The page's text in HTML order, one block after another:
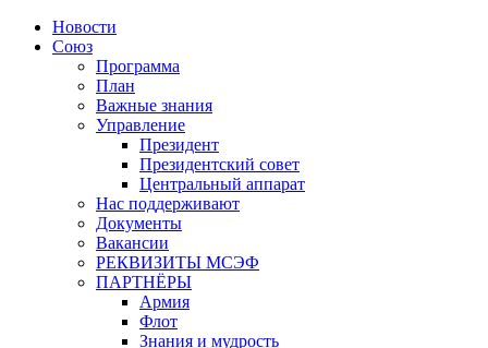
Новости
Союз
Программа
План
Важные знания
Управление
Президент
Президентский совет
Центральный аппарат
Нас поддерживают
Документы
Вакансии
РЕКВИЗИТЫ МСЭФ
ПАРТНЁРЫ
Армия
Флот
Знания и мудрость